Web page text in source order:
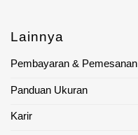
Lainnya
Pembayaran & Pemesanan
Panduan Ukuran
Karir